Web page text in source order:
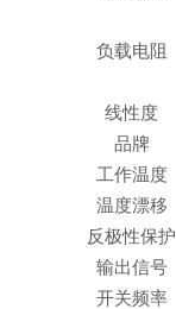
负载电阻
线性度
品牌
工作温度
温度漂移
反极性保护
输出信号
开关频率